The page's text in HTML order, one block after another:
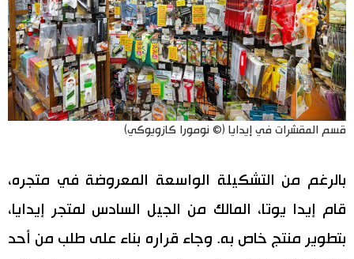
قسم المقشرات في إيدايا (© نومورا كازويوكي)
بالرغم من التشكيلة الواسعة المعروضة في متجره،
قام إيدا يوتا، المالك من الجيل السادس لمتجر إيدايا،
بتطوير منتج خاص به. وجاء قراره بناء على طلب من أحد